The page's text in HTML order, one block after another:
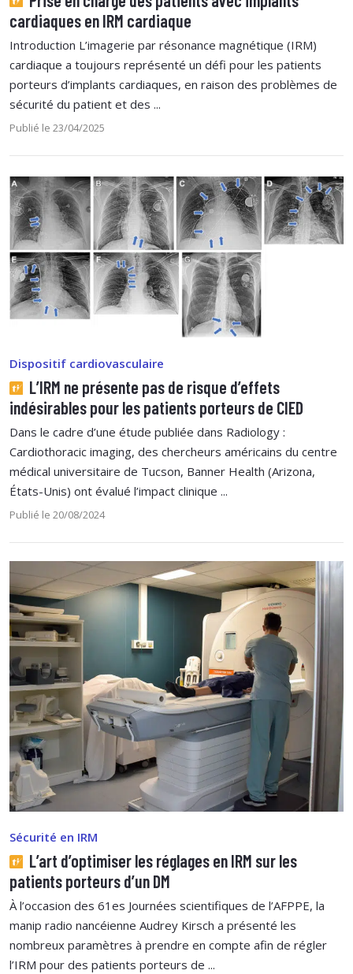
cardiaques en IRM cardiaque
Introduction L’imagerie par résonance magnétique (IRM)
cardiaque a toujours représenté un défi pour les patients
porteurs d’implants cardiaques, en raison des problèmes de
sécurité du patient et des ...
Publié le 23/04/2025
Dispositif cardiovasculaire
L’IRM ne présente pas de risque d’effets
indésirables pour les patients porteurs de CIED
Dans le cadre d’une étude publiée dans Radiology :
Cardiothoracic imaging, des chercheurs américains du centre
médical universitaire de Tucson, Banner Health (Arizona,
États-Unis) ont évalué l’impact clinique ...
Publié le 20/08/2024
Sécurité en IRM
L’art d’optimiser les réglages en IRM sur les
patients porteurs d’un DM
À l’occasion des 61es Journées scientifiques de l’AFPPE, la
manip radio nancéienne Audrey Kirsch a présenté les
nombreux paramètres à prendre en compte afin de régler
l’IRM pour des patients porteurs de ...